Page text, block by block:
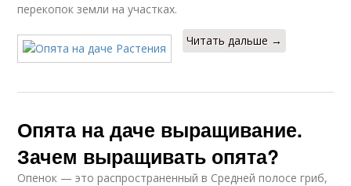
перекопок земли на участках.
Читать дальше →
Опята на даче выращивание.
Зачем выращивать опята?
Опенок — это распространенный в Средней полосе гриб,